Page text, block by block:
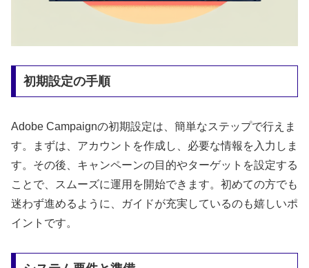
初期設定の手順
Adobe Campaignの初期設定は、簡単なステップで行えま
す。まずは、アカウントを作成し、必要な情報を入力しま
す。その後、キャンペーンの目的やターゲットを設定する
ことで、スムーズに運用を開始できます。初めての方でも
迷わず進めるように、ガイドが充実しているのも嬉しいポ
イントです。